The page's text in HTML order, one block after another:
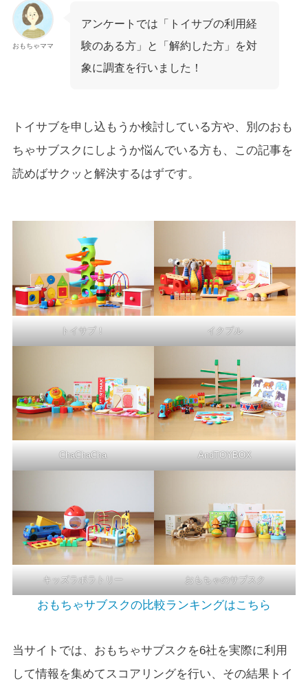
おもちゃママ
アンケートでは「トイサブの利用経
験のある方」と「解約した方」を対
象に調査を行いました！
トイサブを申し込もうか検討している方や、別のおも
ちゃサブスクにしようか悩んでいる方も、この記事を
読めばサクッと解決するはずです。
トイサブ！ イクプル
ChaChaCha AndTOYBOX
キッズラボラトリー おもちゃのサブスク
おもちゃサブスクの比較ランキングはこちら
当サイトでは、おもちゃサブスクを6社を実際に利用
して情報を集めてスコアリングを行い、その結果トイ